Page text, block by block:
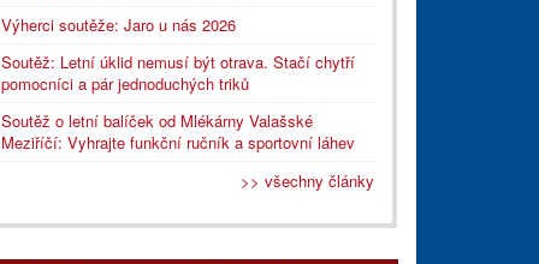
Výherci soutěže: Jaro u nás 2026
Soutěž: Letní úklid nemusí být otrava. Stačí chytří
pomocníci a pár jednoduchých triků
Soutěž o letní balíček od Mlékárny Valašské
Meziříčí: Vyhrajte funkční ručník a sportovní láhev
>> všechny články